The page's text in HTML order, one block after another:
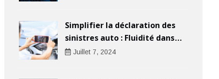
Simplifier la déclaration des
sinistres auto : Fluidité dans
l’indemnisation
Juillet 7, 2024